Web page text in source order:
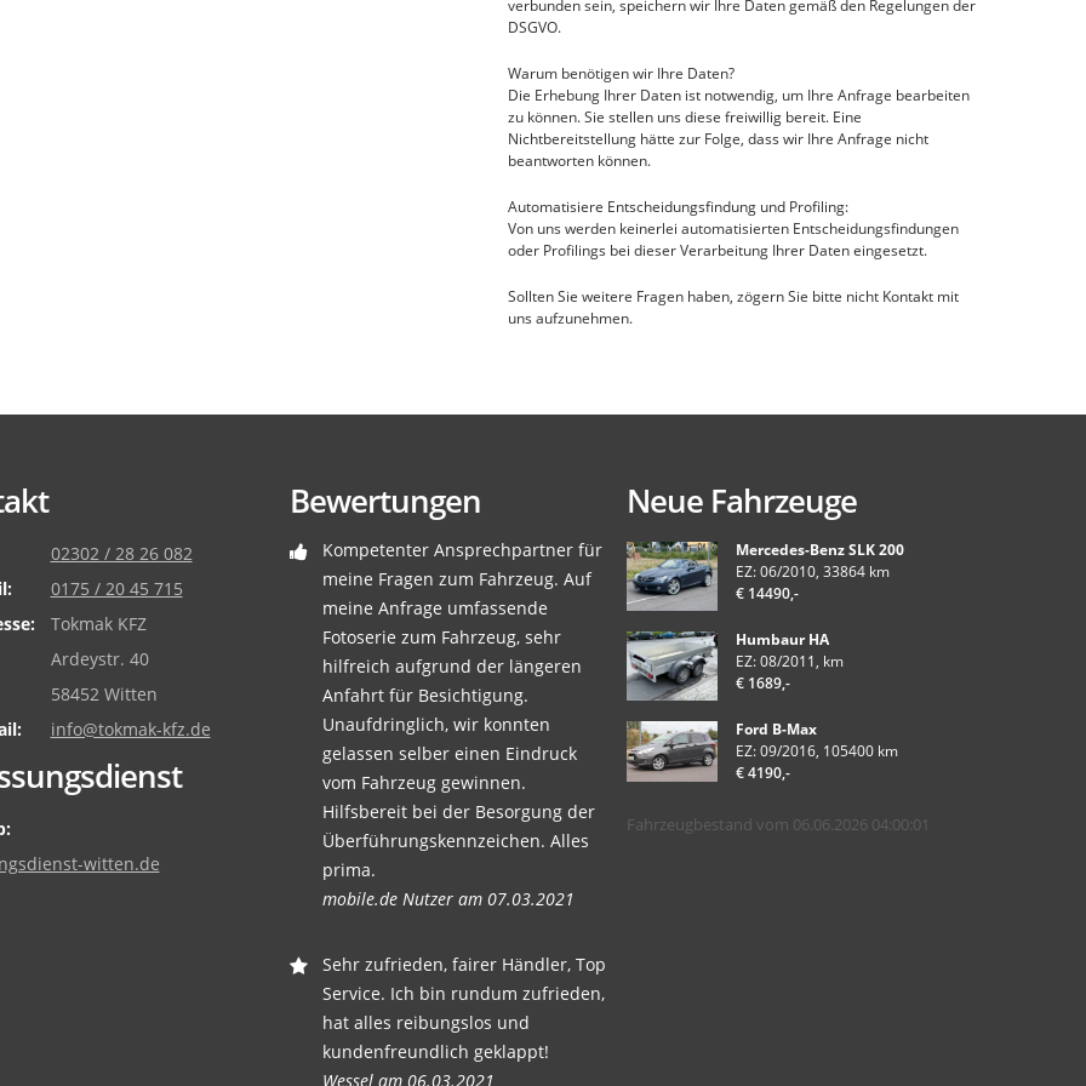
verbunden sein, speichern wir Ihre Daten gemäß den Regelungen der
DSGVO.
Warum benötigen wir Ihre Daten?
Die Erhebung Ihrer Daten ist notwendig, um Ihre Anfrage bearbeiten
zu können. Sie stellen uns diese freiwillig bereit. Eine
Nichtbereitstellung hätte zur Folge, dass wir Ihre Anfrage nicht
beantworten können.
Automatisiere Entscheidungsfindung und Profiling:
Von uns werden keinerlei automatisierten Entscheidungsfindungen
oder Profilings bei dieser Verarbeitung Ihrer Daten eingesetzt.
Sollten Sie weitere Fragen haben, zögern Sie bitte nicht Kontakt mit
uns aufzunehmen.
02302 / 28 26 082
0175 / 20 45 715
Tokmak KFZ
Ardeystr. 40
58452 Witten
info@tokmak-kfz.de
witten.de
Bewertungen
Kompetenter Ansprechpartner für
meine Fragen zum Fahrzeug. Auf
meine Anfrage umfassende
Fotoserie zum Fahrzeug, sehr
hilfreich aufgrund der längeren
Anfahrt für Besichtigung.
Unaufdringlich, wir konnten
gelassen selber einen Eindruck
vom Fahrzeug gewinnen.
Hilfsbereit bei der Besorgung der
Überführungskennzeichen. Alles
prima.
mobile.de Nutzer am 07.03.2021
Sehr zufrieden, fairer Händler, Top
Service. Ich bin rundum zufrieden,
hat alles reibungslos und
kundenfreundlich geklappt!
Wessel am 06.03.2021
Neue Fahrzeuge
Mercedes-Benz SLK 200
EZ: 06/2010, 33864 km
€ 14490,-
Humbaur HA
EZ: 08/2011, km
€ 1689,-
Ford B-Max
EZ: 09/2016, 105400 km
€ 4190,-
Fahrzeugbestand vom 06.06.2026 04:00:01